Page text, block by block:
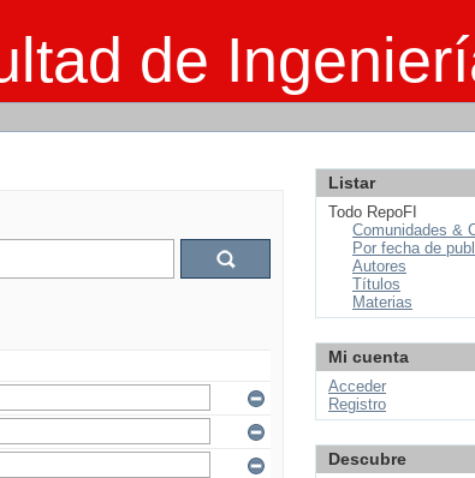
de
Listar
Todo RepoFI
Comunidades &
Por fecha de
Autores
Títulos
Materias
Mi cuenta
Acceder
Registro
Descubre